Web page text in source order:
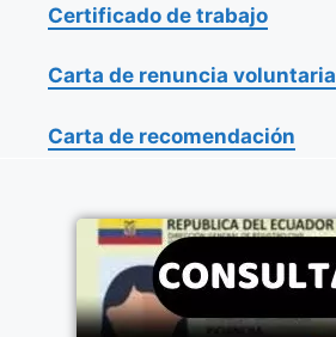
Certificado de trabajo
Carta de renuncia voluntaria
Carta de recomendación